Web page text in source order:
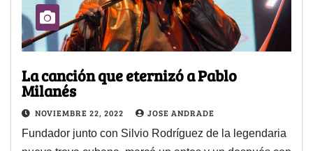
La canción que eternizó a Pablo
Milanés
NOVIEMBRE 22, 2022 JOSE ANDRADE
Fundador junto con Silvio Rodríguez de la legendaria